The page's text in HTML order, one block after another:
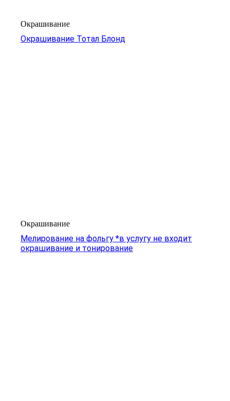
Окрашивание
Окрашивание Тотал Блонд
Окрашивание
Мелирование на фольгу *в услугу не входит
окрашивание и тонирование